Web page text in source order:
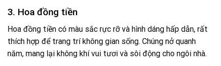
3. Hoa đồng tiền
Hoa đồng tiền có màu sắc rực rỡ và hình dáng hấp dẫn, rất
thích hợp để trang trí không gian sống. Chúng nở quanh
năm, mang lại không khí vui tươi và sôi động cho ngôi nhà.